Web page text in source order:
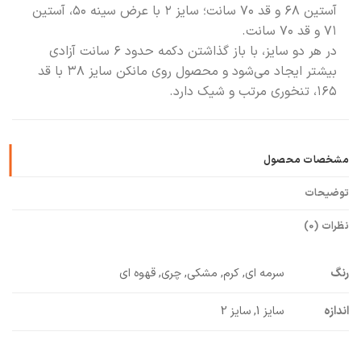
آستین ۶۸ و قد ۷۰ سانت؛ سایز ۲ با عرض سینه ۵۰، آستین
۷۱ و قد ۷۰ سانت.
در هر دو سایز، با باز گذاشتن دکمه حدود ۶ سانت آزادی
بیشتر ایجاد می‌شود و محصول روی مانکن سایز ۳۸ با قد
۱۶۵، تنخوری مرتب و شیک دارد.
مشخصات محصول
توضیحات
نظرات (0)
رنگ سرمه ای, کرم, مشکی, چری, قهوه ای
اندازه سایز 1, سایز 2